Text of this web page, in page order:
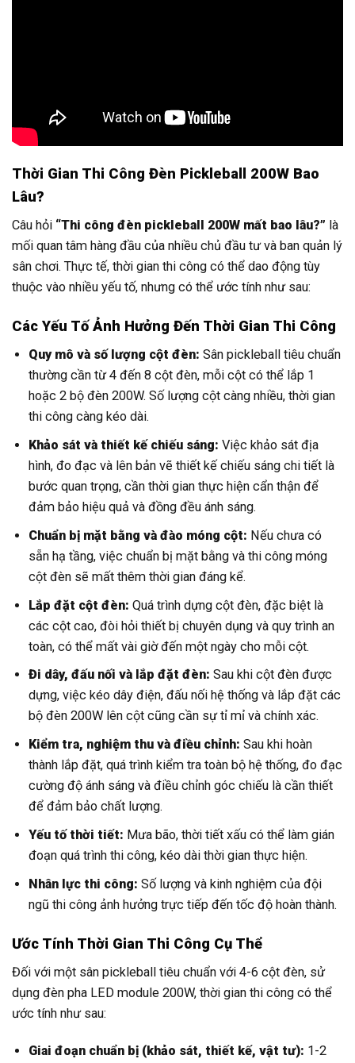
Thời Gian Thi Công Đèn Pickleball 200W Bao
Lâu?
Câu hỏi “Thi công đèn pickleball 200W mất bao lâu?” là
mối quan tâm hàng đầu của nhiều chủ đầu tư và ban quản lý
sân chơi. Thực tế, thời gian thi công có thể dao động tùy
thuộc vào nhiều yếu tố, nhưng có thể ước tính như sau:
Các Yếu Tố Ảnh Hưởng Đến Thời Gian Thi Công
Quy mô và số lượng cột đèn: Sân pickleball tiêu chuẩn
thường cần từ 4 đến 8 cột đèn, mỗi cột có thể lắp 1
hoặc 2 bộ đèn 200W. Số lượng cột càng nhiều, thời gian
thi công càng kéo dài.
Khảo sát và thiết kế chiếu sáng: Việc khảo sát địa
hình, đo đạc và lên bản vẽ thiết kế chiếu sáng chi tiết là
bước quan trọng, cần thời gian thực hiện cẩn thận để
đảm bảo hiệu quả và đồng đều ánh sáng.
Chuẩn bị mặt bằng và đào móng cột: Nếu chưa có
sẵn hạ tầng, việc chuẩn bị mặt bằng và thi công móng
cột đèn sẽ mất thêm thời gian đáng kể.
Lắp đặt cột đèn: Quá trình dựng cột đèn, đặc biệt là
các cột cao, đòi hỏi thiết bị chuyên dụng và quy trình an
toàn, có thể mất vài giờ đến một ngày cho mỗi cột.
Đi dây, đấu nối và lắp đặt đèn: Sau khi cột đèn được
dựng, việc kéo dây điện, đấu nối hệ thống và lắp đặt các
bộ đèn 200W lên cột cũng cần sự tỉ mỉ và chính xác.
Kiểm tra, nghiệm thu và điều chỉnh: Sau khi hoàn
thành lắp đặt, quá trình kiểm tra toàn bộ hệ thống, đo đạc
cường độ ánh sáng và điều chỉnh góc chiếu là cần thiết
để đảm bảo chất lượng.
Yếu tố thời tiết: Mưa bão, thời tiết xấu có thể làm gián
đoạn quá trình thi công, kéo dài thời gian thực hiện.
Nhân lực thi công: Số lượng và kinh nghiệm của đội
ngũ thi công ảnh hưởng trực tiếp đến tốc độ hoàn thành.
Ước Tính Thời Gian Thi Công Cụ Thể
Đối với một sân pickleball tiêu chuẩn với 4-6 cột đèn, sử
dụng đèn pha LED module 200W, thời gian thi công có thể
ước tính như sau:
Giai đoạn chuẩn bị (khảo sát, thiết kế, vật tư): 1-2